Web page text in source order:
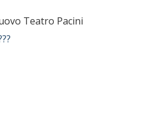
Teatro Pacini